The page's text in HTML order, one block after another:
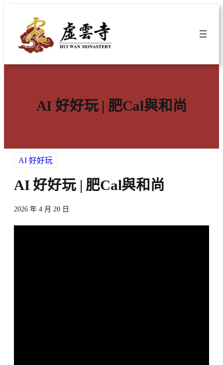
內
AI 好好玩 | 肥Cal與和尚
AI 好好玩
AI 好好玩 | 肥Cal與和尚
2026 年 4 月 20 日